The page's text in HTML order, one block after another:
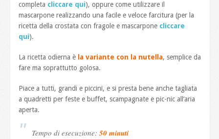
completa cliccare qui), oppure come utilizzare il
mascarpone realizzando una facile e veloce farcitura (per la
ricetta della crostata con fragole e mascarpone cliccare
qui).
La ricetta odierna è la variante con la nutella, semplice da
fare ma soprattutto golosa.
Piace a tutti, grandi e piccini, e si presta bene anche tagliata
a quadretti per feste e buffet, scampagnate e pic-nic all’aria
aperta.
Tempo di esecuzione:50 minuti